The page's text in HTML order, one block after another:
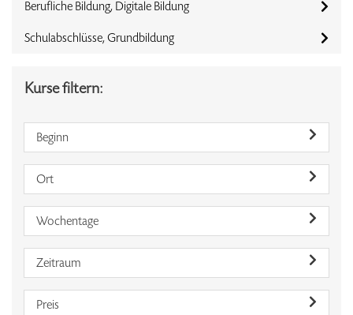
Berufliche Bildung, Digitale Bildung
Schulabschlüsse, Grundbildung
Kurse filtern:
Beginn
Ort
Wochentage
Zeitraum
Preis